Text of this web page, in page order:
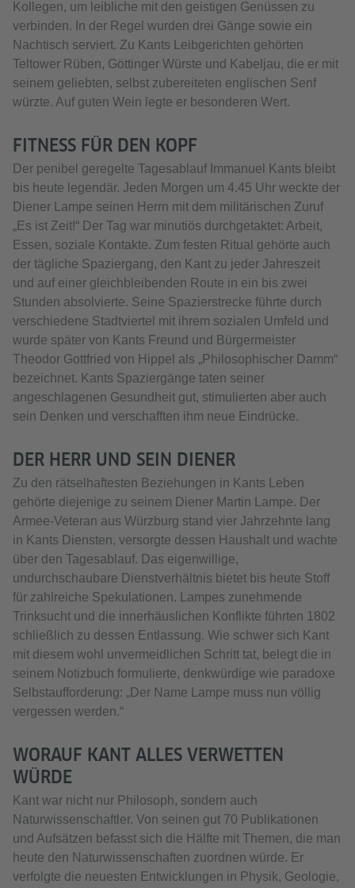
Kollegen, um leibliche mit den geistigen Genüssen zu
verbinden. In der Regel wurden drei Gänge sowie ein
Nachtisch serviert. Zu Kants Leibgerichten gehörten
Teltower Rüben, Göttinger Würste und Kabeljau, die er mit
seinem geliebten, selbst zubereiteten englischen Senf
würzte. Auf guten Wein legte er besonderen Wert.
FITNESS FÜR DEN KOPF
Der penibel geregelte Tagesablauf Immanuel Kants bleibt
bis heute legendär. Jeden Morgen um 4.45 Uhr weckte der
Diener Lampe seinen Herrn mit dem militärischen Zuruf
„Es ist Zeit!“ Der Tag war minutiös durchgetaktet: Arbeit,
Essen, soziale Kontakte. Zum festen Ritual gehörte auch
der tägliche Spaziergang, den Kant zu jeder Jahreszeit
und auf einer gleichbleibenden Route in ein bis zwei
Stunden absolvierte. Seine Spazierstrecke führte durch
verschiedene Stadtviertel mit ihrem sozialen Umfeld und
wurde später von Kants Freund und Bürgermeister
Theodor Gottfried von Hippel als „Philosophischer Damm“
bezeichnet. Kants Spaziergänge taten seiner
angeschlagenen Gesundheit gut, stimulierten aber auch
sein Denken und verschafften ihm neue Eindrücke.
DER HERR UND SEIN DIENER
Zu den rätselhaftesten Beziehungen in Kants Leben
gehörte diejenige zu seinem Diener Martin Lampe. Der
Armee-Veteran aus Würzburg stand vier Jahrzehnte lang
in Kants Diensten, versorgte dessen Haushalt und wachte
über den Tagesablauf. Das eigenwillige,
undurchschaubare Dienstverhältnis bietet bis heute Stoff
für zahlreiche Spekulationen. Lampes zunehmende
Trinksucht und die innerhäuslichen Konflikte führten 1802
schließlich zu dessen Entlassung. Wie schwer sich Kant
mit diesem wohl unvermeidlichen Schritt tat, belegt die in
seinem Notizbuch formulierte, denkwürdige wie paradoxe
Selbstaufforderung: „Der Name Lampe muss nun völlig
vergessen werden.“
WORAUF KANT ALLES VERWETTEN
WÜRDE
Kant war nicht nur Philosoph, sondern auch
Naturwissenschaftler. Von seinen gut 70 Publikationen
und Aufsätzen befasst sich die Hälfte mit Themen, die man
heute den Naturwissenschaften zuordnen würde. Er
verfolgte die neuesten Entwicklungen in Physik, Geologie,